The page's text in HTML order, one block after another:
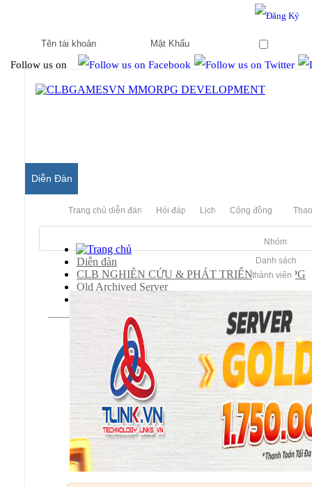
Follow us on
Diễn Đàn
Trang chủ diễn đàn Hỏi đáp Lịch Cộng đồng
Nhóm
Danh sách
thành viên
Diễn đàn
CLB NGHIÊN CỨU & PHÁT TRIỂN MMORPG
Old Archived Server
Lineage II